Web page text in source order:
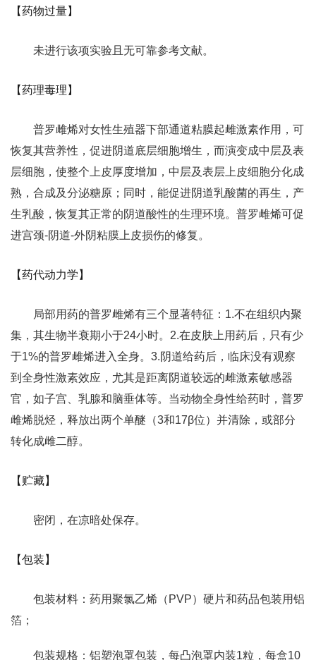
【药物过量】
未进行该项实验且无可靠参考文献。
【药理毒理】
普罗雌烯对女性生殖器下部通道粘膜起雌激素作用，可
恢复其营养性，促进阴道底层细胞增生，而演变成中层及表
层细胞，使整个上皮厚度增加，中层及表层上皮细胞分化成
熟，合成及分泌糖原；同时，能促进阴道乳酸菌的再生，产
生乳酸，恢复其正常的阴道酸性的生理环境。普罗雌烯可促
进宫颈-阴道-外阴粘膜上皮损伤的修复。
【药代动力学】
局部用药的普罗雌烯有三个显著特征：1.不在组织内聚
集，其生物半衰期小于24小时。2.在皮肤上用药后，只有少
于1%的普罗雌烯进入全身。3.阴道给药后，临床没有观察
到全身性激素效应，尤其是距离阴道较远的雌激素敏感器
官，如子宫、乳腺和脑垂体等。当动物全身性给药时，普罗
雌烯脱烃，释放出两个单醚（3和17β位）并清除，或部分
转化成雌二醇。
【贮藏】
密闭，在凉暗处保存。
【包装】
包装材料：药用聚氯乙烯（PVP）硬片和药品包装用铝
箔；
包装规格：铝塑泡罩包装，每凸泡罩内装1粒，每盒10